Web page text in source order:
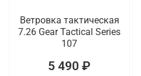
Ветровка тактическая
7.26 Gear Tactical Series
107
5 490 ₽